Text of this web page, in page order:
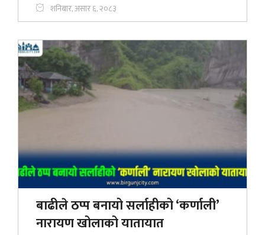
शनिबार, असार ६, २०८३
बाढीले ठप्प बनायो सर्लाहीको ‘कर्णाली’
नारायण खोलाको यातायात